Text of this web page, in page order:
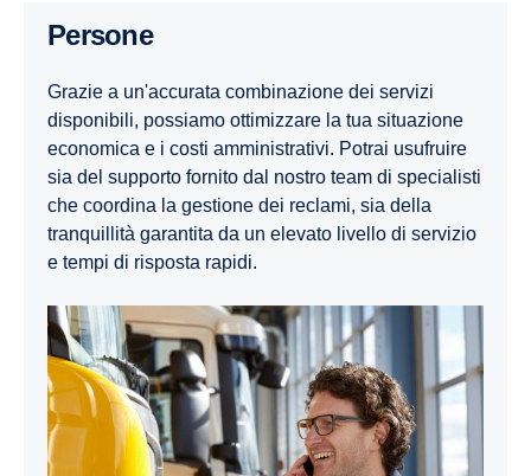
Persone
Grazie a un'accurata combinazione dei servizi
disponibili, possiamo ottimizzare la tua situazione
economica e i costi amministrativi. Potrai usufruire
sia del supporto fornito dal nostro team di specialisti
che coordina la gestione dei reclami, sia della
tranquillità garantita da un elevato livello di servizio
e tempi di risposta rapidi.